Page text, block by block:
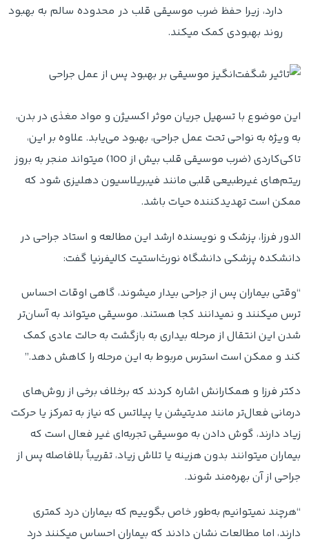
دارد، زیرا حفظ ضرب موسیقی قلب در محدوده سالم به بهبود
روند بهبودی کمک میکند.
این موضوع با تسهیل جریان موثر اکسیژن و مواد مغذی در بدن،
به ویژه به نواحی تحت عمل جراحی، بهبود می‌یابد. علاوه بر این،
تاکی‌کاردی (ضرب موسیقی قلب بیش از 100) میتواند منجر به بروز
ریتم‌های غیرطبیعی قلبی مانند فیبریلاسیون دهلیزی شود که
ممکن است تهدیدکننده حیات باشد.
الدور فرزا، پزشک و نویسنده ارشد این مطالعه و استاد جراحی در
دانشکده پزشکی دانشگاه نورث‌استیت کالیفرنیا گفت:
“وقتی بیماران پس از جراحی بیدار میشوند، گاهی اوقات احساس
ترس میکنند و نمیدانند کجا هستند. موسیقی میتواند به آسان‌تر
شدن این انتقال از مرحله بیداری به بازگشت به حالت عادی کمک
کند و ممکن است استرس مربوط به این مرحله را کاهش دهد.”
دکتر فرزا و همکارانش اشاره کردند که برخلاف برخی از روش‌های
درمانی فعال‌تر مانند مدیتیشن یا پیلاتس که نیاز به تمرکز یا حرکت
زیاد دارند، گوش دادن به موسیقی تجربه‌ای غیر فعال است که
بیماران میتوانند بدون هزینه یا تلاش زیاد، تقریباً بلافاصله پس از
جراحی از آن بهره‌مند شوند.
“هرچند نمیتوانیم به‌طور خاص بگوییم که بیماران درد کمتری
دارند، اما مطالعات نشان دادند که بیماران احساس میکنند درد